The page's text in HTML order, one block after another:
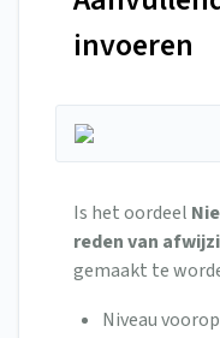
invoeren
Is het oordeel
reden van
gemaakt te
Niveau